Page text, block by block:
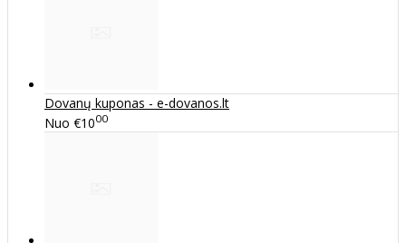
Dovanų kuponas - e-dovanos.lt
Nuo €1000